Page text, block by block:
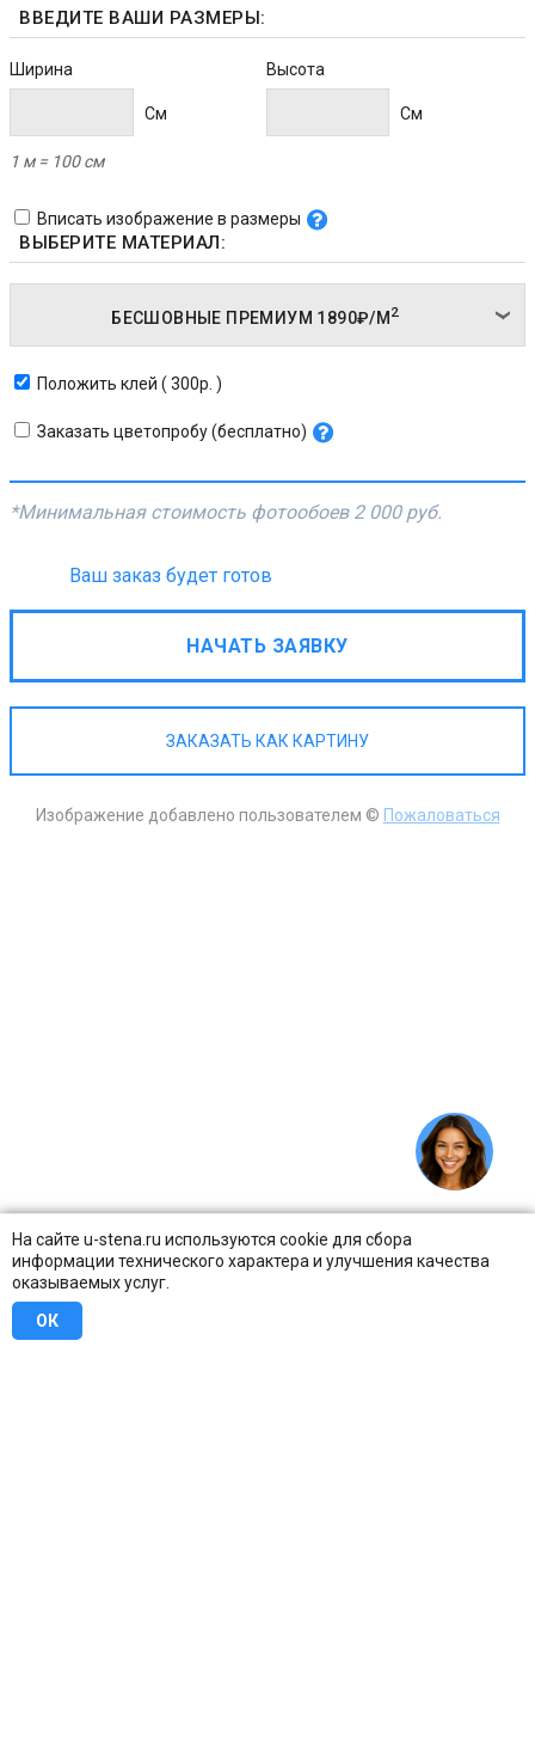
На сайте u-stena.ru используются cookie для сбора
информации технического характера и улучшения качества
оказываемых услуг.
ОК
ВВЕДИТЕ ВАШИ РАЗМЕРЫ:
Ширина
Cм
Высота
Cм
1 м = 100 см
Вписать изображение в размеры
ВЫБЕРИТЕ МАТЕРИАЛ:
БЕСШОВНЫЕ ПРЕМИУМ 1890₽/М 2
Положить клей ( 300р. )
Заказать цветопробу (бесплатно)
*Минимальная стоимость фотообоев 2 000 руб.
Ваш заказ будет готов
НАЧАТЬ ЗАЯВКУ
ЗАКАЗАТЬ КАК КАРТИНУ
Изображение добавлено пользователем © Пожаловаться